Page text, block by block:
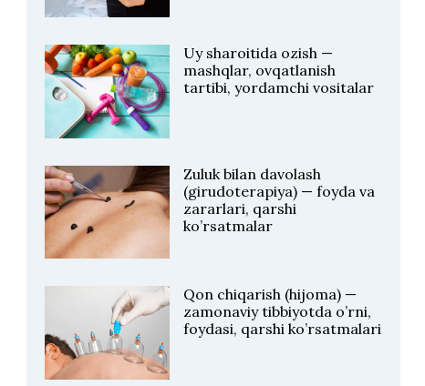
Uy sharoitida ozish —
mashqlar, ovqatlanish
tartibi, yordamchi vositalar
Zuluk bilan davolash
(girudoterapiya) — foyda va
zararlari, qarshi
ko’rsatmalar
Qon chiqarish (hijoma) —
zamonaviy tibbiyotda o’rni,
foydasi, qarshi ko’rsatmalari